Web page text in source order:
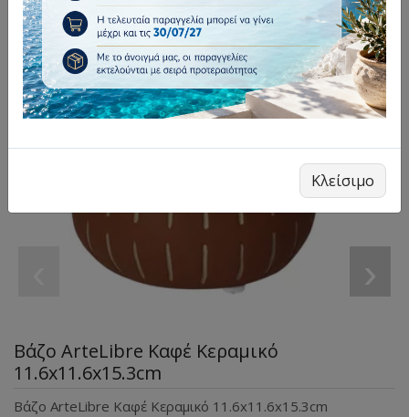
›
Βάζο ArteLibre Καφέ Κεραμικό
11.6x11.6x15.3cm
Βάζο ArteLibre Καφέ Κεραμικό 11.6x11.6x15.3cm
Κλείσιμο